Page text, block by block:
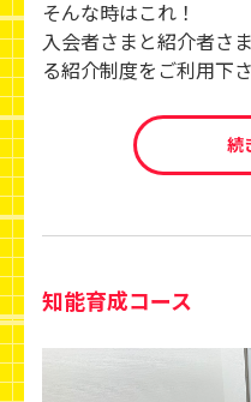
そんな時はこれ！
入会者さまと紹介者さ
る紹介制度をご利用下
続
知能育成コース